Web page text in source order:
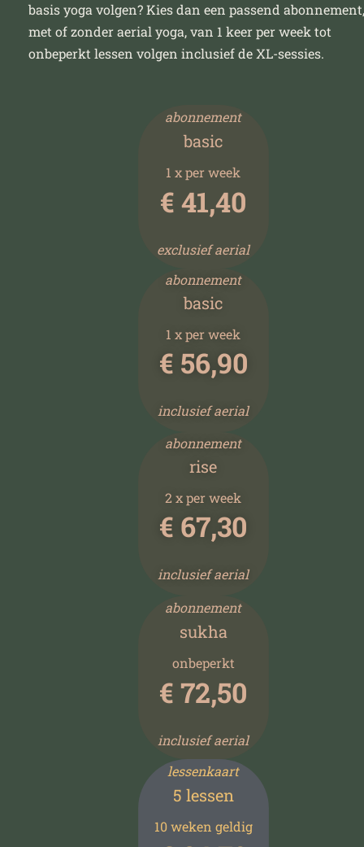
basis yoga volgen? Kies dan een passend abonnement,
met of zonderaerial yoga, van 1 keer per week tot
onbeperkt lessen volgen inclusief de XL-sessies.
abonnement
basic
1 x per week
€ 41,40
exclusief aerial
abonnement
basic
1 x per week
€ 56,90
inclusief aerial
abonnement
rise
2 x per week
€ 67,30
inclusief aerial
abonnement
sukha
onbeperkt
€ 72,50
inclusief aerial
lessenkaart
5 lessen
10 weken geldig